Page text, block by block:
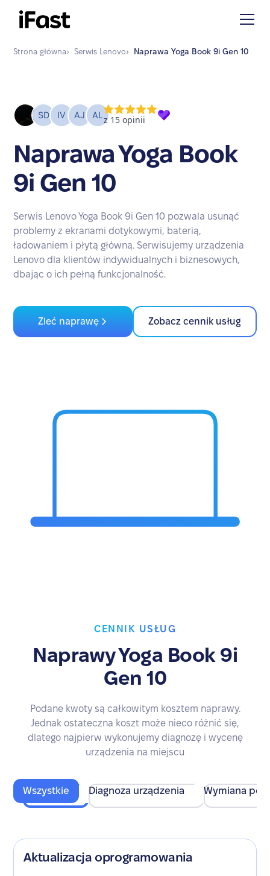
Strona główna› Serwis Lenovo› Naprawa Yoga Book 9i Gen 10
Naprawa Yoga Book
9i Gen 10
Serwis Lenovo Yoga Book 9i Gen 10 pozwala usunąć
problemy z ekranami dotykowymi, baterią,
ładowaniem i płytą główną. Serwisujemy urządzenia
Lenovo dla klientów indywidualnych i biznesowych,
dbając o ich pełną funkcjonalność.
Zleć naprawę Zobacz cennik usług
CENNIK USŁUG
Naprawy Yoga Book 9i
Gen 10
Podane kwoty są całkowitym kosztem naprawy.
Jednak ostateczna koszt może nieco różnić się,
dlatego najpierw wykonujemy diagnozę i wycenę
urządzenia na miejscu
Wszystkie Diagnoza urządzenia Wymiana
Aktualizacja oprogramowania